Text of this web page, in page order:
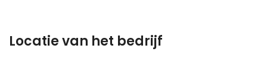
Locatie van het bedrijf